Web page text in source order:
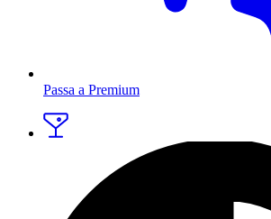
Passa a Premium